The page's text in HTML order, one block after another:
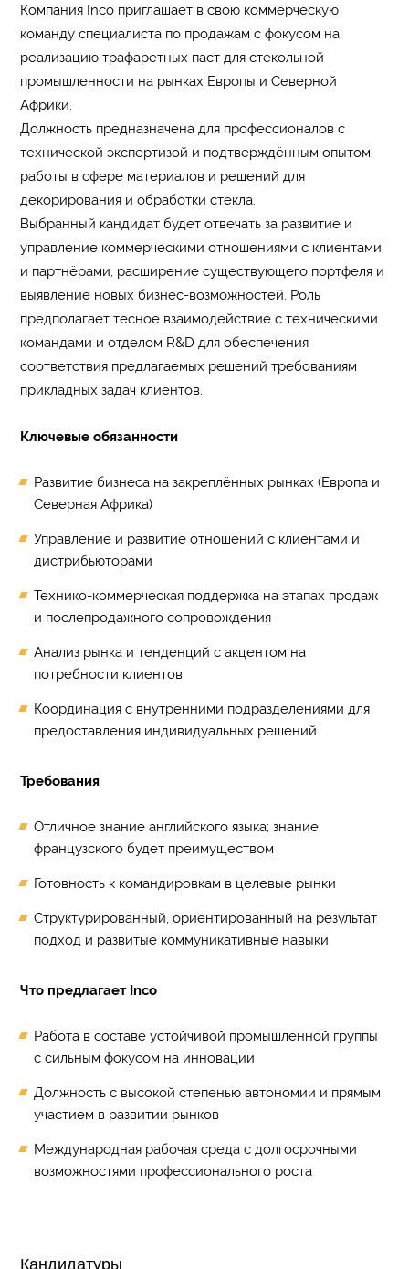
Компания Inco приглашает в свою коммерческую
команду специалиста по продажам с фокусом на
реализацию трафаретных паст для стекольной
промышленности на рынках Европы и Северной
Африки.
Должность предназначена для профессионалов с
технической экспертизой и подтверждённым опытом
работы в сфере материалов и решений для
декорирования и обработки стекла.
Выбранный кандидат будет отвечать за развитие и
управление коммерческими отношениями с клиентами
и партнёрами, расширение существующего портфеля и
выявление новых бизнес-возможностей. Роль
предполагает тесное взаимодействие с техническими
командами и отделом R&D для обеспечения
соответствия предлагаемых решений требованиям
прикладных задач клиентов.
Ключевые обязанности
Развитие бизнеса на закреплённых рынках (Европа и
Северная Африка)
Управление и развитие отношений с клиентами и
дистрибьюторами
Технико-коммерческая поддержка на этапах продаж
и послепродажного сопровождения
Анализ рынка и тенденций с акцентом на
потребности клиентов
Координация с внутренними подразделениями для
предоставления индивидуальных решений
Требования
Отличное знание английского языка; знание
французского будет преимуществом
Готовность к командировкам в целевые рынки
Структурированный, ориентированный на результат
подход и развитые коммуникативные навыки
Что предлагает Inco
Работа в составе устойчивой промышленной группы
с сильным фокусом на инновации
Должность с высокой степенью автономии и прямым
участием в развитии рынков
Международная рабочая среда с долгосрочными
возможностями профессионального роста
Кандидатуры